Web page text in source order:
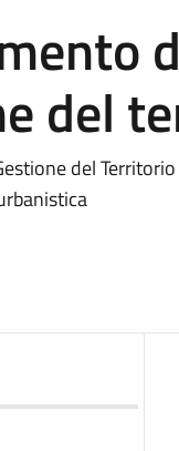
del
del